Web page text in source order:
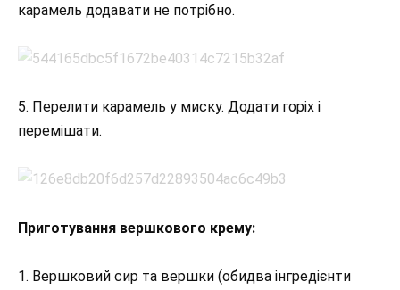
карамель додавати не потрібно.
5. Перелити карамель у миску. Додати горіх і
перемішати.
Приготування вершкового крему:
1. Вершковий сир та вершки (обидва інгредієнти